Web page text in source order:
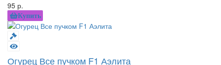
95 р.
Купить
Огурец Все пучком F1 Аэлита